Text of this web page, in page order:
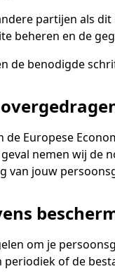
partijen als
beheren en de
de benodigde
Europese
nemen wij
van jouw
om je
of de